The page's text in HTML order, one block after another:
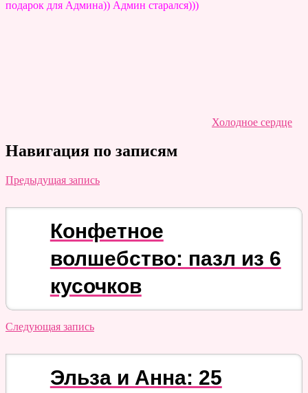
подарок для Админа)) Админ старался)))
Холодное сердце
Навигация по записям
Предыдущая запись
Конфетное
волшебство: пазл из 6
кусочков
Следующая запись
Эльза и Анна: 25